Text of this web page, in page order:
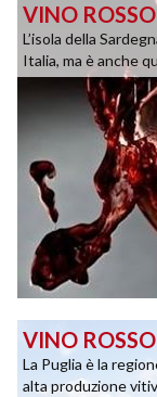
VINO
L’isola della
Italia, ma è anche
VINO
La Puglia è la
alta produzione